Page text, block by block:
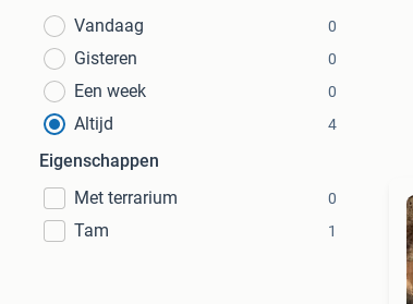
Vandaag
0
Gisteren 0
Een week 0
Altijd 4
Eigenschappen
Met terrarium
0
Tam 1